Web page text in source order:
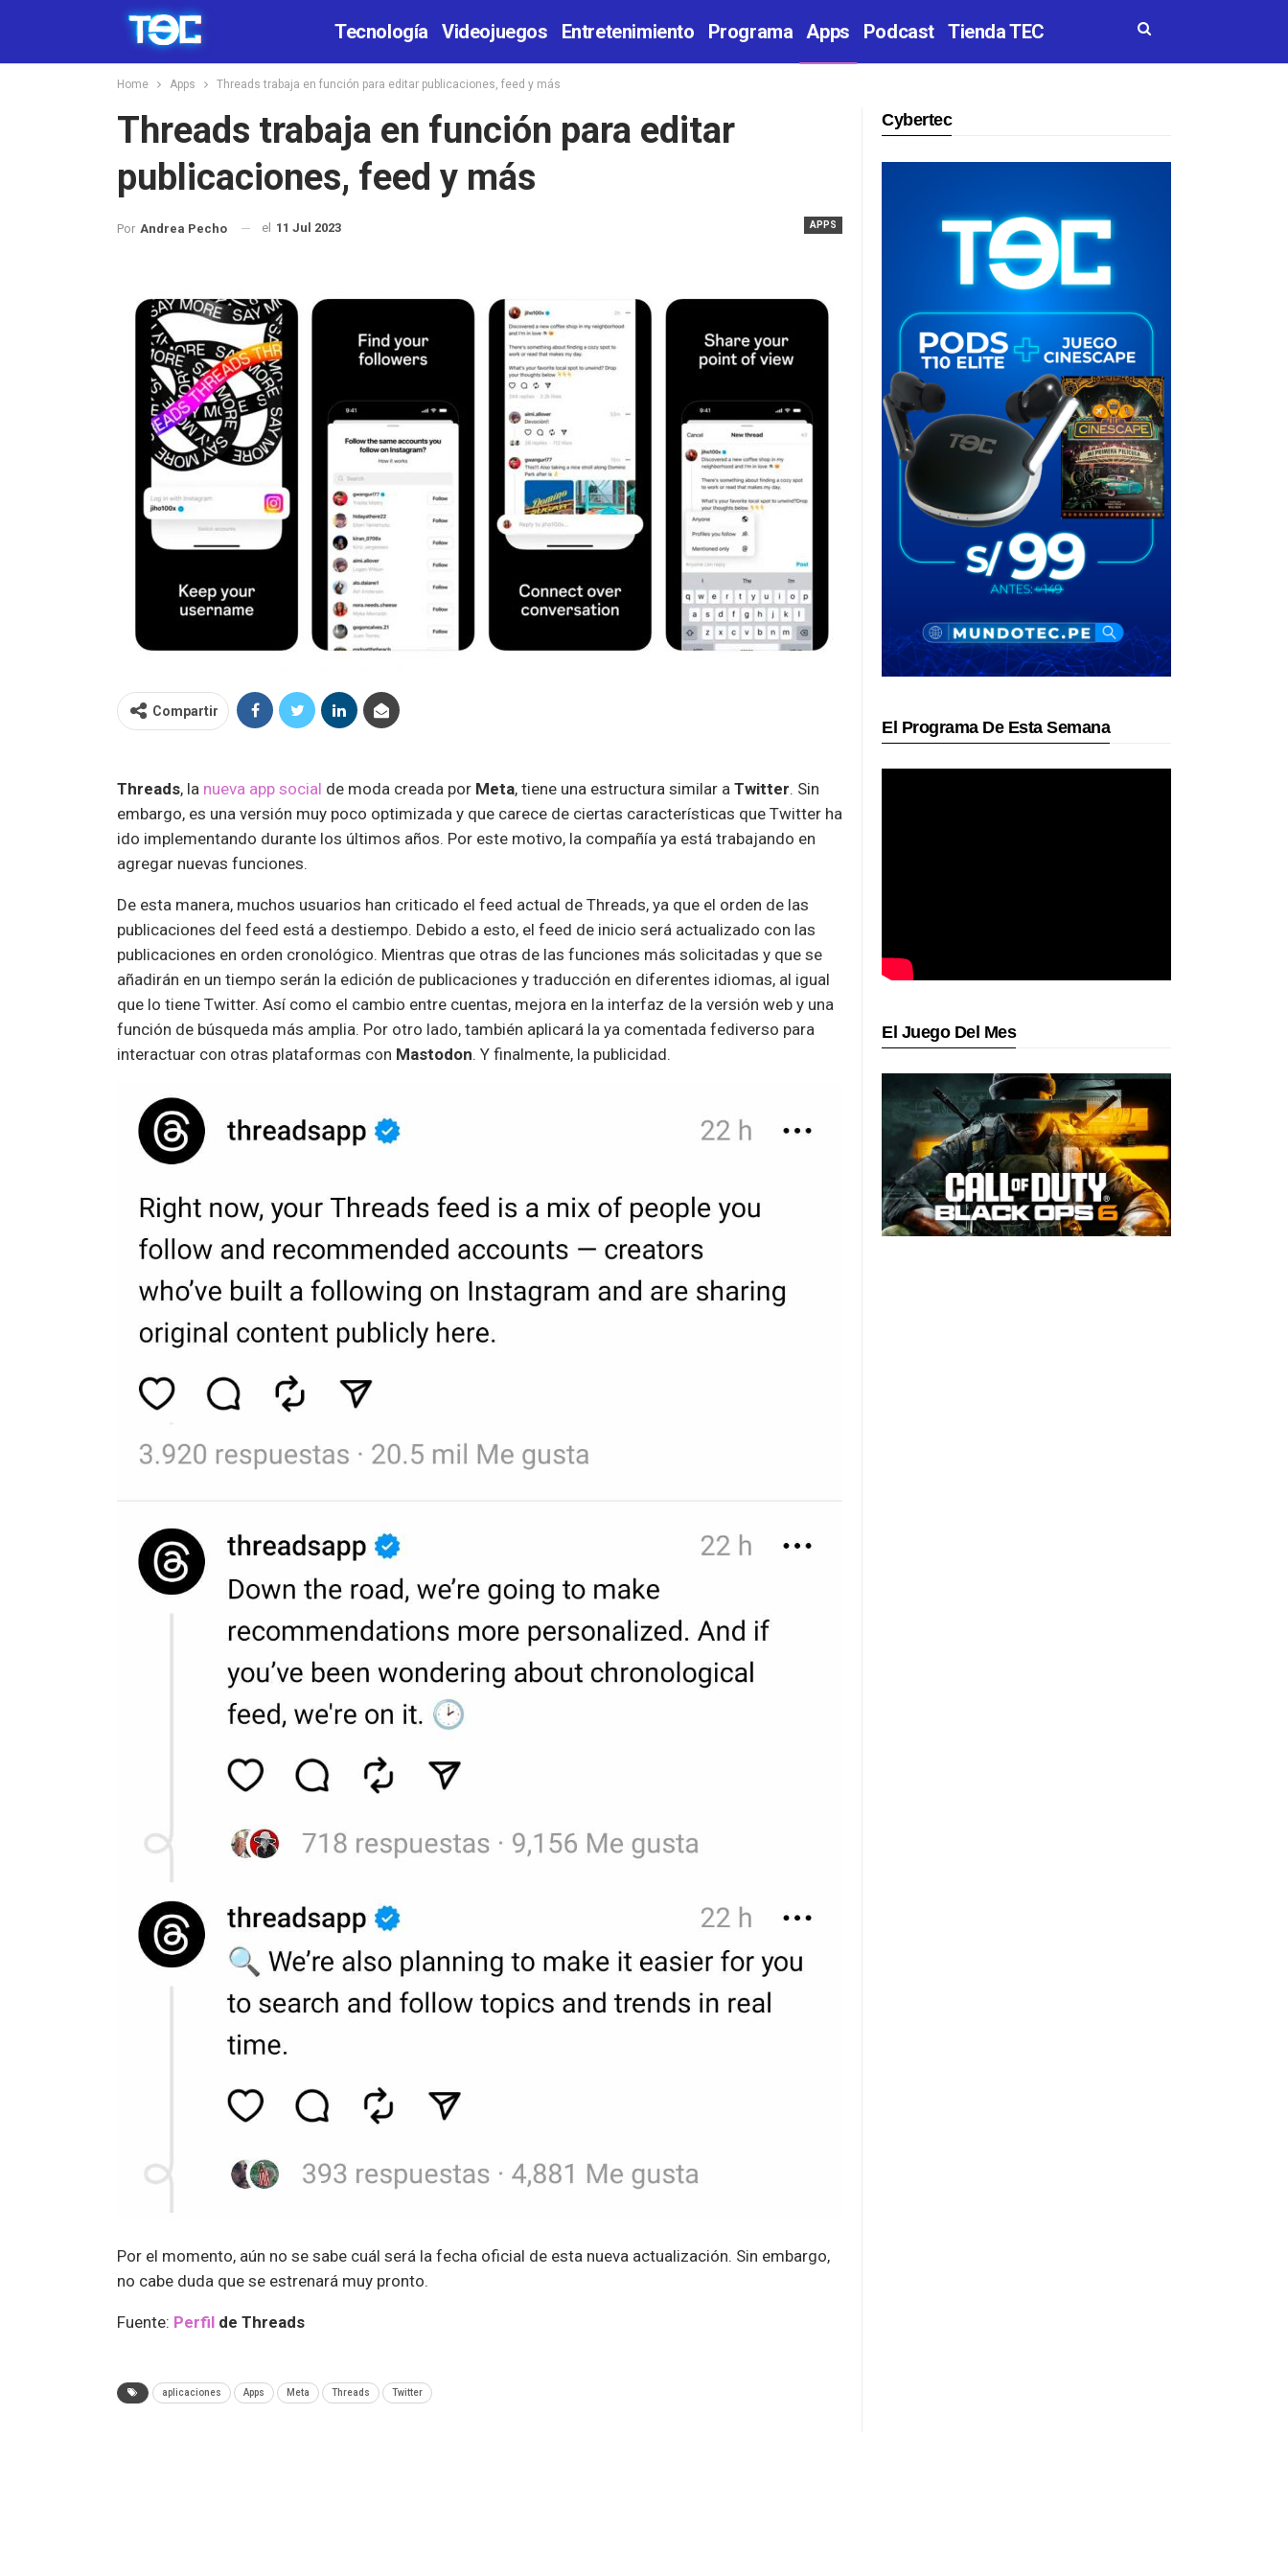
Tecnología Videojuegos Entretenimiento Programa Apps Podcast Tienda TEC
Home Apps Threads trabaja en función para editar publicaciones, feed y más
Threads trabaja en función para editar
publicaciones, feed y más
APPS
Por Andrea Pecho el 11 Jul 2023
Compartir
Threads, la nueva app social de moda creada por Meta, tiene una estructura similar a Twitter. Sin
embargo, es una versión muy poco optimizada y que carece de ciertas características que Twitter ha
ido implementando durante los últimos años. Por este motivo, la compañía ya está trabajando en
agregar nuevas funciones.
De esta manera, muchos usuarios han criticado el feed actual de Threads, ya que el orden de las
publicaciones del feed está a destiempo. Debido a esto, el feed de inicio será actualizado con las
publicaciones en orden cronológico. Mientras que otras de las funciones más solicitadas y que se
añadirán en un tiempo serán la edición de publicaciones y traducción en diferentes idiomas, al igual
que lo tiene Twitter. Así como el cambio entre cuentas, mejora en la interfaz de la versión web y una
función de búsqueda más amplia. Por otro lado, también aplicará la ya comentada fediverso para
interactuar con otras plataformas con Mastodon. Y finalmente, la publicidad.
Por el momento, aún no se sabe cuál será la fecha oficial de esta nueva actualización. Sin embargo,
no cabe duda que se estrenará muy pronto.
Fuente: Perfil de Threads
aplicaciones Apps Meta Threads Twitter
Cybertec
El Programa De Esta Semana
El Juego Del Mes